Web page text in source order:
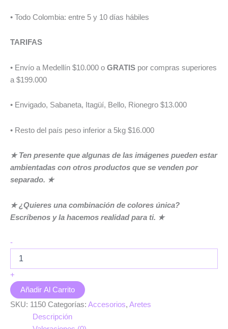
• Todo Colombia: entre 5 y 10 días hábiles
TARIFAS
• Envío a Medellín $10.000 o GRATIS por compras superiores
a $199.000
• Envigado, Sabaneta, Itagüí, Bello, Rionegro $13.000
• Resto del país peso inferior a 5kg $16.000
★ Ten presente que algunas de las imágenes pueden estar
ambientadas con otros productos que se venden por
separado. ★
★ ¿Quieres una combinación de colores única?
Escríbenos y la hacemos realidad para ti. ★
-Aretes
Jazmin
cantidad
+
Añadir Al Carrito
SKU: 1150 Categorías: Accesorios, Aretes
Descripción